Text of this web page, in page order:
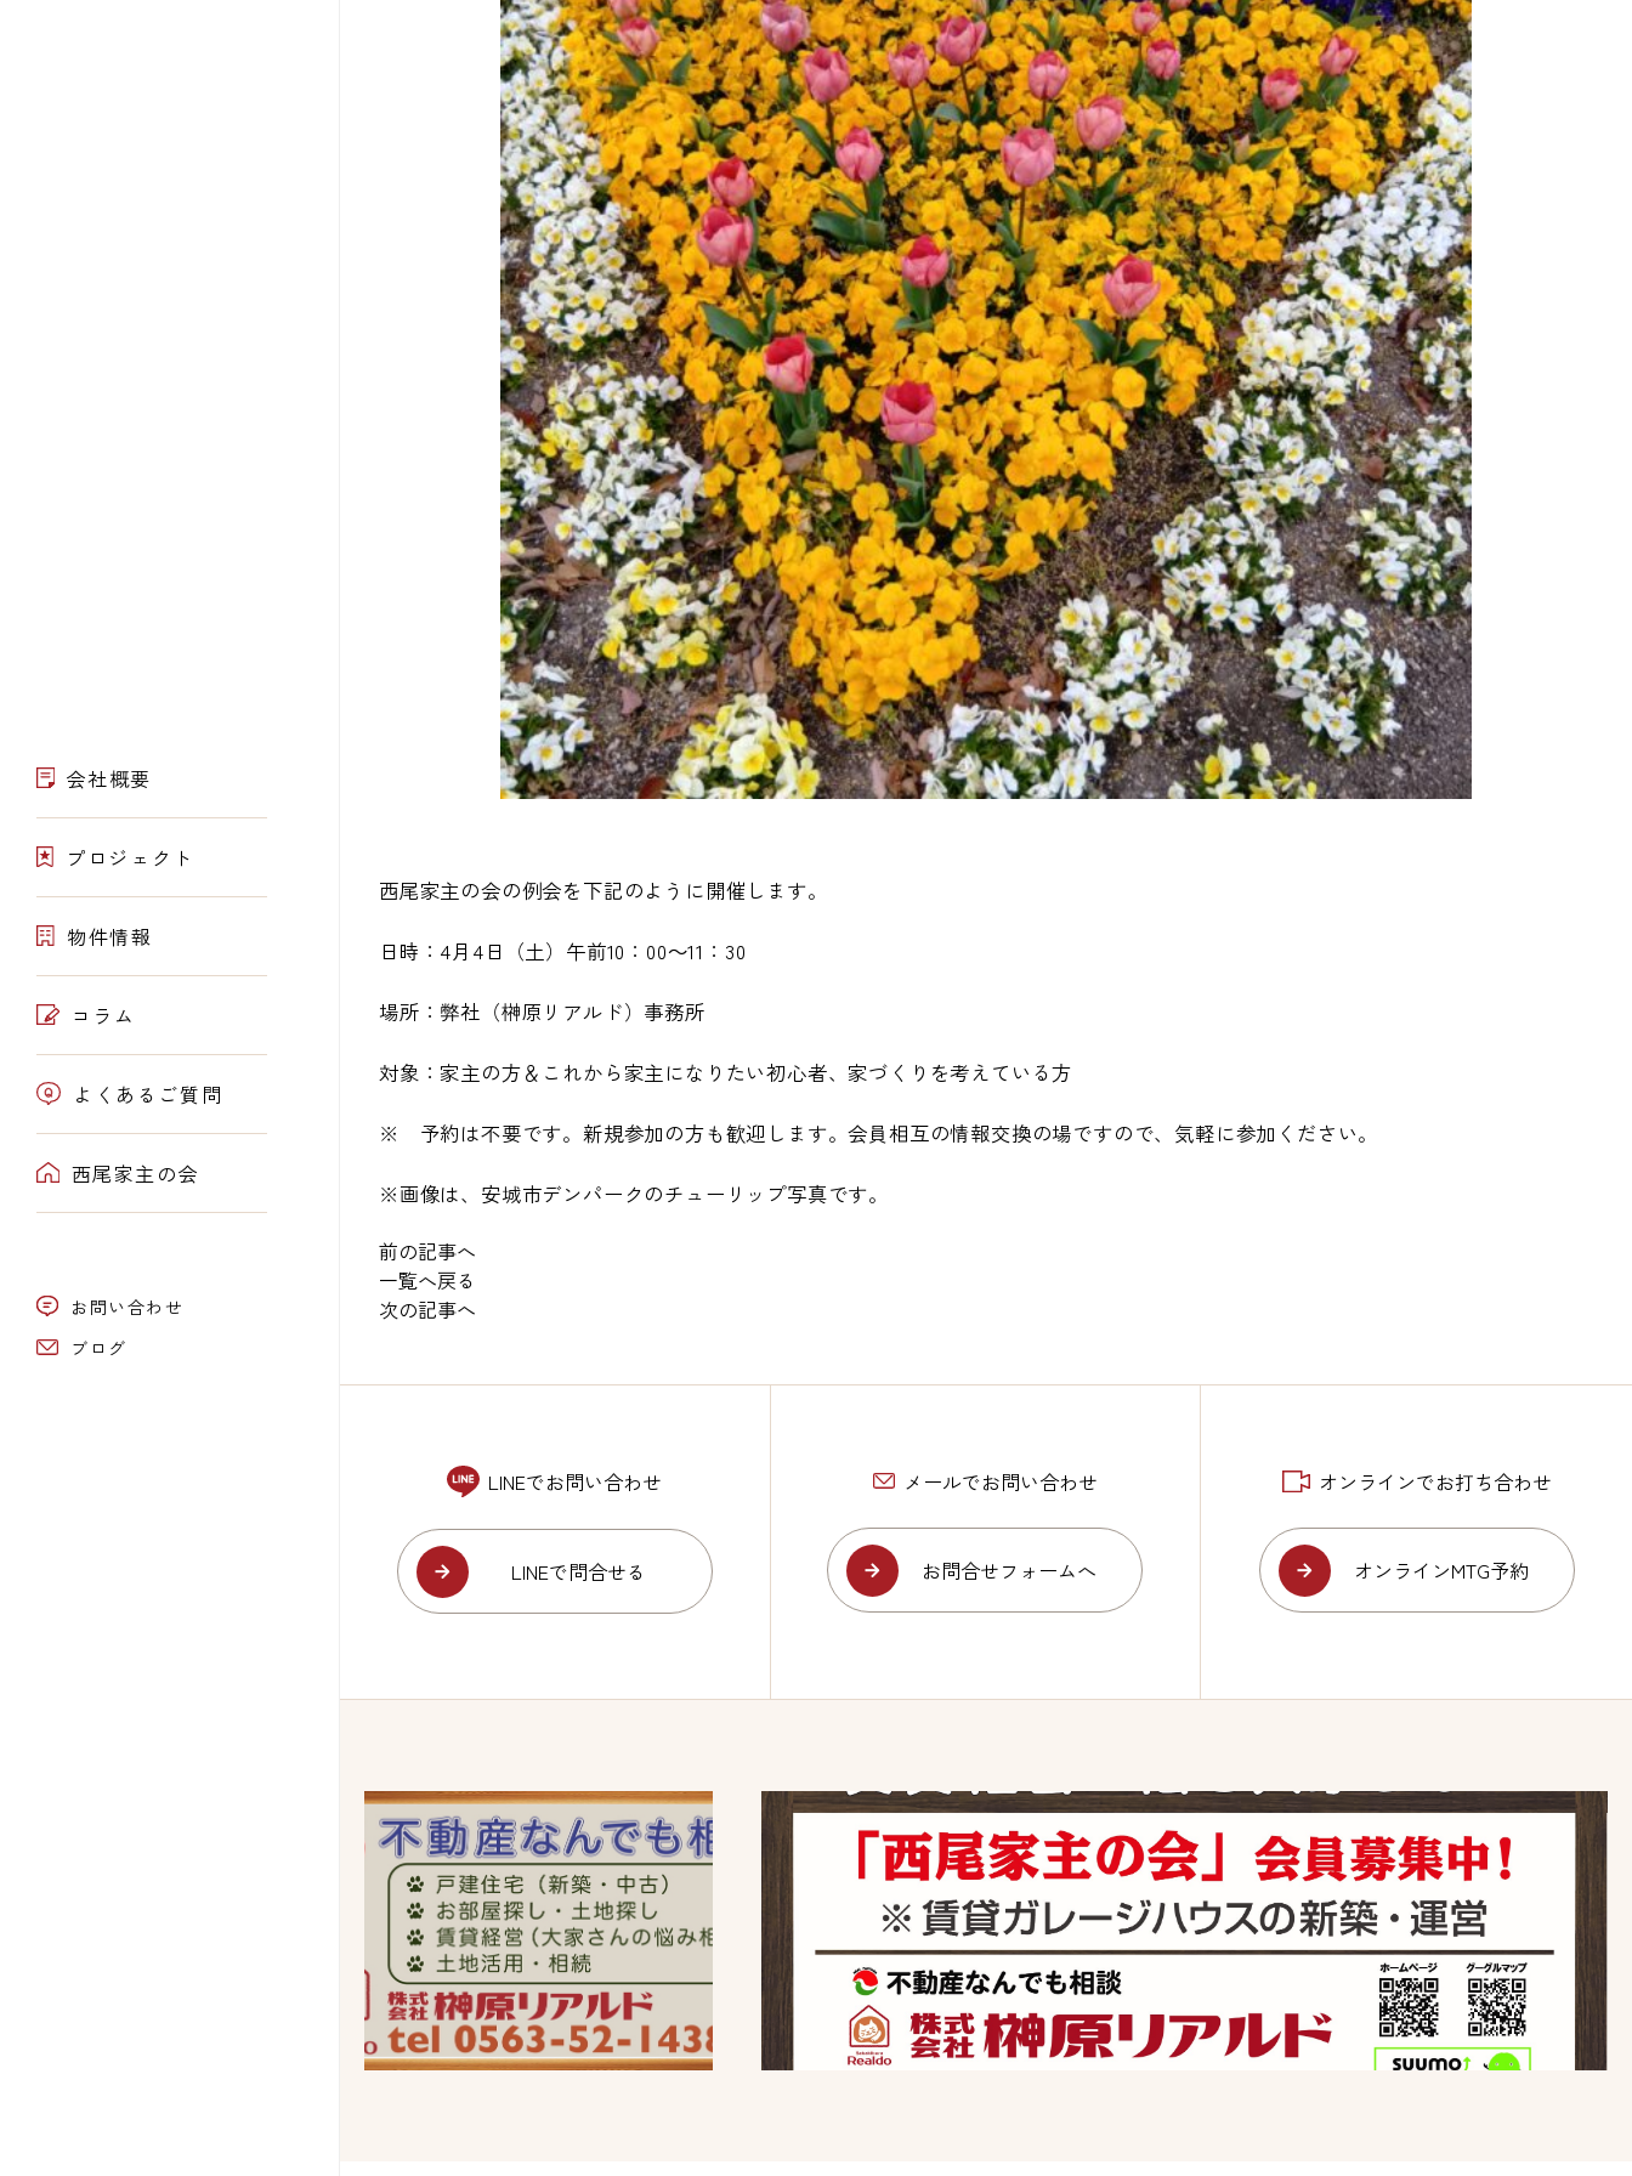
会社概要
プロジェクト
物件情報
コラム
よくあるご質問
西尾家主の会
お問い合わせ
ブログ
西尾家主の会の例会を下記のように開催します。
日時：4月4日（土）午前10：00～11：30
場所：弊社（榊原リアルド）事務所
対象：家主の方＆これから家主になりたい初心者、家づくりを考えている方
※ 予約は不要です。新規参加の方も歓迎します。会員相互の情報交換の場ですので、気軽に参加ください。
※画像は、安城市デンパークのチューリップ写真です。
前の記事へ
一覧へ戻る
次の記事へ
LINEでお問い合わせ
LINEで問合せる
メールでお問い合わせ
お問合せフォームへ
オンラインでお打ち合わせ
オンラインMTG予約